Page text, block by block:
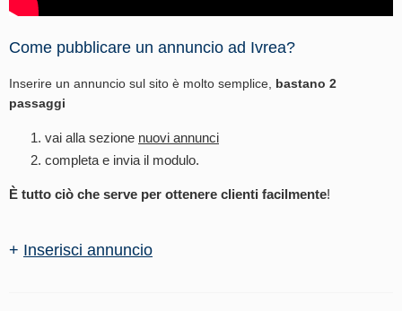
Come pubblicare un annuncio ad Ivrea?
Inserire un annuncio sul sito è molto semplice, bastano 2
passaggi
vai alla sezione nuovi annunci
completa e invia il modulo.
È tutto ciò che serve per ottenere clienti facilmente!
+ Inserisci annuncio